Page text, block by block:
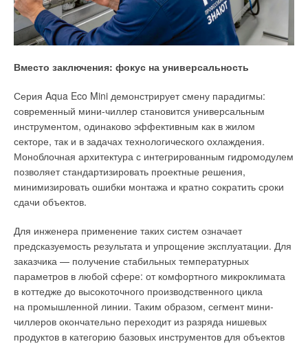
Вместо заключения: фокус на универсальность
Серия Aqua Eco Mini демонстрирует смену парадигмы:
современный мини-чиллер становится универсальным
инструментом, одинаково эффективным как в жилом
секторе, так и в задачах технологического охлаждения.
Моноблочная архитектура с интегрированным гидромодулем
позволяет стандартизировать проектные решения,
минимизировать ошибки монтажа и кратно сократить сроки
сдачи объектов.
Для инженера применение таких систем означает
предсказуемость результата и упрощение эксплуатации. Для
заказчика — получение стабильных температурных
параметров в любой сфере: от комфортного микроклимата
в коттедже до высокоточного производственного цикла
на промышленной линии. Таким образом, сегмент мини-
чиллеров окончательно переходит из разряда нишевых
продуктов в категорию базовых инструментов для объектов
Ваше имя *
Текст комментария